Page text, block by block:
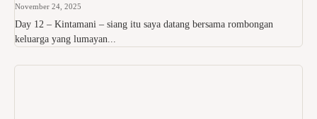
November 24, 2025
Day 12 – Kintamani – siang itu saya datang bersama rombongan
keluarga yang lumayan...